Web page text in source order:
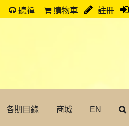
聽禪 購物車 註冊
各期目錄 商城 EN